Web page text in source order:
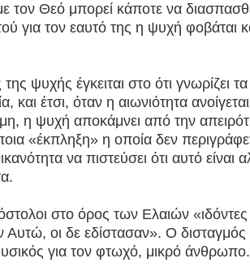
τον Θεό μπορεί κάποτε να
για τον εαυτό της η ψυχή φοβάται
ψυχής έγκειται στο ότι γνωρίζει
και έτσι, όταν η αιωνιότητα
η ψυχή αποκάμνει από την
«έκπληξη» η οποία δεν
να πιστεύσει ότι αυτό είναι
στο όρος των Ελαιών
οι δε εδίστασαν». Ο δισταγμός
για τον φτωχό, μικρό άνθρωπο.